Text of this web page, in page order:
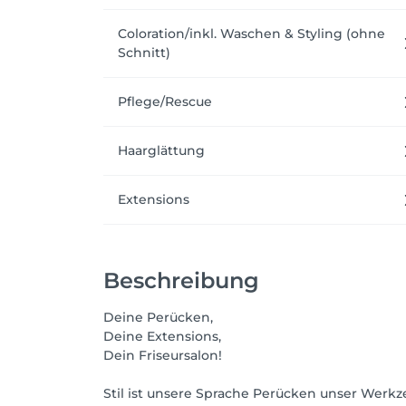
Coloration/inkl. Waschen & Styling (ohne
Schnitt)
Pflege/Rescue
Haarglättung
Extensions
Beschreibung
Deine Perücken,
Deine Extensions,
Dein Friseursalon!
Stil ist unsere Sprache Perücken unser